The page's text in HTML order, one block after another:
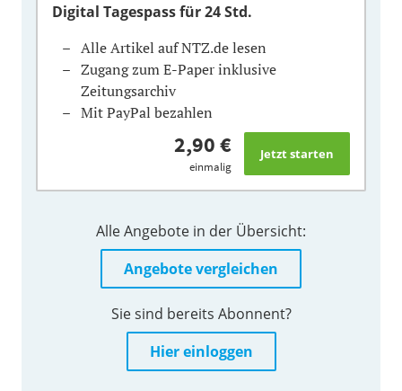
Digital Tagespassfür 24 Std.
Alle Artikel auf NTZ.de lesen
Zugang zum E-Paper inklusive
Zeitungsarchiv
Mit PayPal bezahlen
2,90 €
einmalig
Alle Angebote in der Übersicht:
Angebote vergleichen
Sie sind bereits Abonnent?
Hier einloggen